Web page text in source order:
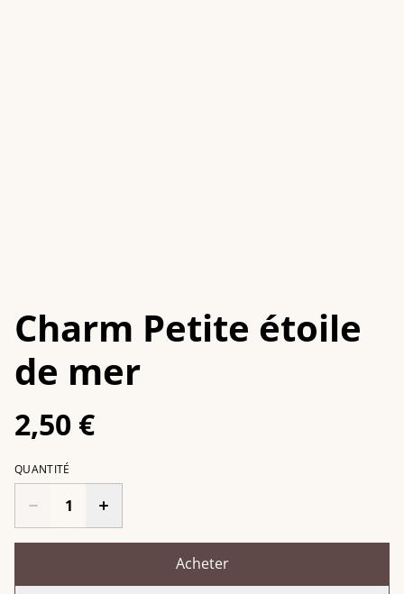
Charm Petite étoile
de mer
2,50 €
QUANTITÉ
Acheter